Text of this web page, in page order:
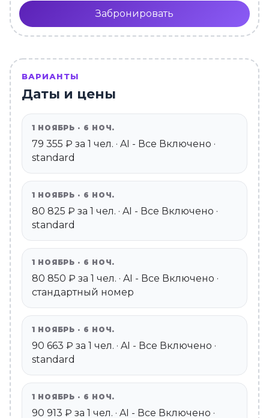
Забронировать
ВАРИАНТЫ
Даты и цены
1 НОЯБРЬ · 6 НОЧ.
79 355 ₽ за 1 чел. · AI - Все Включено ·
standard
1 НОЯБРЬ · 6 НОЧ.
80 825 ₽ за 1 чел. · AI - Все Включено ·
standard
1 НОЯБРЬ · 6 НОЧ.
80 850 ₽ за 1 чел. · AI - Все Включено ·
стандартный номер
1 НОЯБРЬ · 6 НОЧ.
90 663 ₽ за 1 чел. · AI - Все Включено ·
standard
1 НОЯБРЬ · 6 НОЧ.
90 913 ₽ за 1 чел. · AI - Все Включено ·